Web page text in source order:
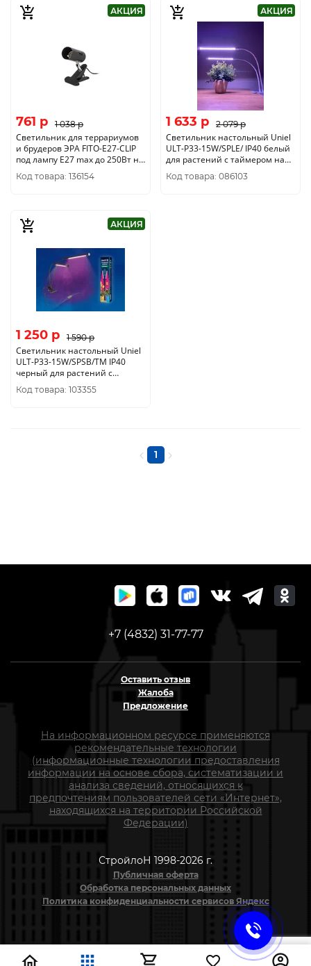
АКЦИЯ
761 p 1 038 p
Светильник для террариумов
и брудеров ЭРА FITO-E27-CLIP
под лампу E27 max до 250Вт на
прищепке Б0053292
Код товара: 136154
АКЦИЯ
1 633 p 2 079 p
Светильник настольный Uniel
ULT-P33-15W/SPLE/ IP40 белый
для растений с таймером на
прищепке спектр для
фотосинтеза UL-00007473
Код товара: 086103
АКЦИЯ
1 250 p 1 590 p
Светильник настольный Uniel
ULT-P33-15W/SPSB/TM IP40
черный для растений с
таймером на прищепке спектр
для фотосинтеза UL-00004735
Код товара: 103355
1
+7 (4832) 31-77-77
Оставить отзыв
Жалоба
Предложение
На информационном ресурсе применяются
рекомендательные технологии
(информационные технологии предоставления
информации на основе сбора, систематизации и
анализа сведений, относящихся к
предпочтениям пользователей сети «Интернет»,
находящихся на территории Российской
Федерации)
СтройлоН 1998-2026 г.
Публичная оферта
Обработка персональных данных
Политика конфиденциальности сервисов Яндекс